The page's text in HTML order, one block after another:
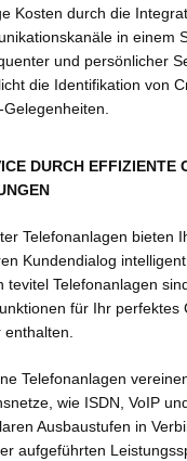
Kosten durch die
in einem
und persönlicher
die Identifikation von
Gelegenheiten.
DURCH EFFIZIENTE
Telefonanlagen bieten
Kundendialog
tevitel Telefonanlagen
für Ihr perfektes
enthalten.
Telefonanlagen
wie ISDN, VoIP
Ausbaustufen in
aufgeführten